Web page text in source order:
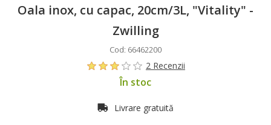
Oala inox, cu capac, 20cm/3L, "Vitality" -
Zwilling
Cod: 66462200
2 Recenzii
În stoc
Livrare gratuită